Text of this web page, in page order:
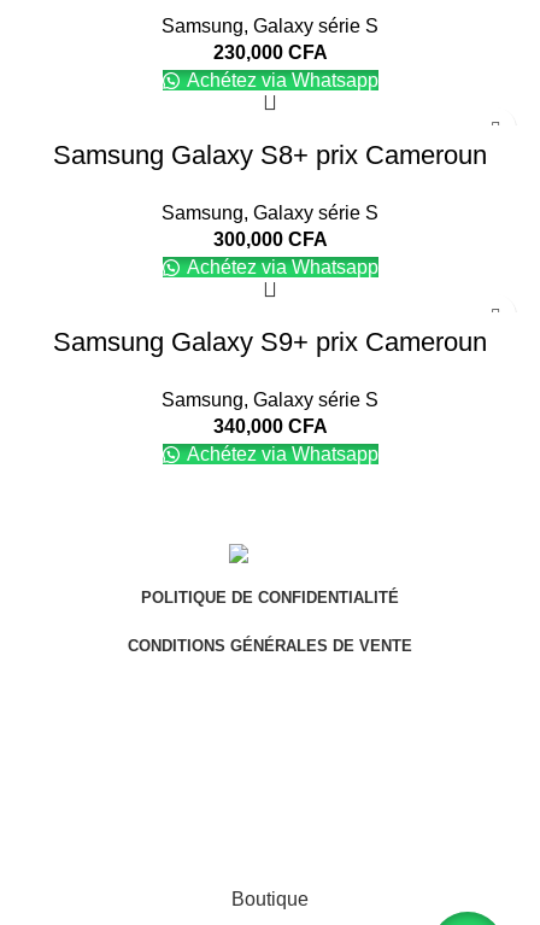
Samsung, Galaxy série S
230,000 CFA
Achétez via Whatsapp
Samsung Galaxy S8+ prix Cameroun
Samsung, Galaxy série S
300,000 CFA
Achétez via Whatsapp
Samsung Galaxy S9+ prix Cameroun
Samsung, Galaxy série S
340,000 CFA
Achétez via Whatsapp
POLITIQUE DE CONFIDENTIALITÉ
CONDITIONS GÉNÉRALES DE VENTE
Boutique